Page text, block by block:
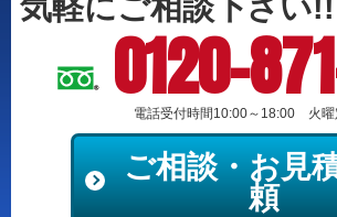
気軽にご相談下さい!!
0120-
電話受付時間10:00～18:00 火曜
ご相談・お見
頼